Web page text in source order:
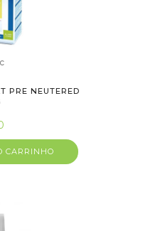
PRE NEUTERED
CARRINHO